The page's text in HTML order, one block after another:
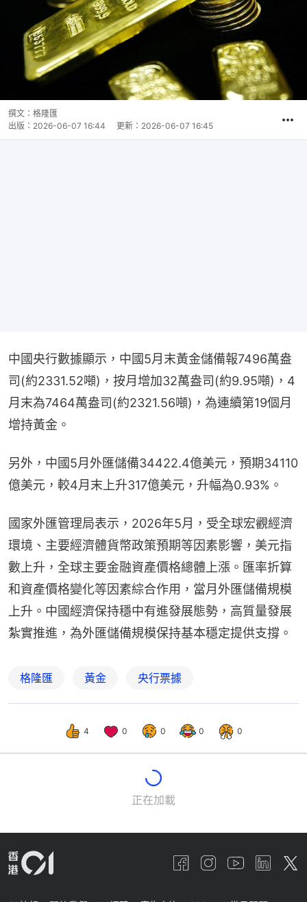
撰文： 格隆匯
出版： 2026-06-07 16:44 更新： 2026-06-07 16:45
中國央行數據顯示，中國5月末黃金儲備報7496萬盎
司(約2331.52噸)，按月增加32萬盎司(約9.95噸)，4
月末為7464萬盎司(約2321.56噸)，為連續第19個月
增持黃金。
另外，中國5月外匯儲備34422.4億美元，預期34110
億美元，較4月末上升317億美元，升幅為0.93%。
國家外匯管理局表示，2026年5月，受全球宏觀經濟
環境、主要經濟體貨幣政策預期等因素影響，美元指
數上升，全球主要金融資產價格總體上漲。匯率折算
和資產價格變化等因素綜合作用，當月外匯儲備規模
上升。中國經濟保持穩中有進發展態勢，高質量發展
紮實推進，為外匯儲備規模保持基本穩定提供支撐。
格隆匯 黃金 央行票據
4 0 0 0 0
正在加載